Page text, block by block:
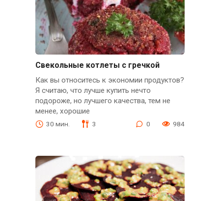
Свекольные котлеты с гречкой
Как вы относитесь к экономии продуктов?
Я считаю, что лучше купить нечто
подороже, но лучшего качества, тем не
менее, хорошие
30 мин. 3 0 984